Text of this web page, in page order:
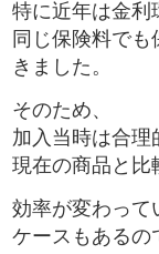
特に近年は金利
同じ保険料で
きました。
そのため、
加入当時は合理
現在の商品と比
効率が変わって
ケースもあるの